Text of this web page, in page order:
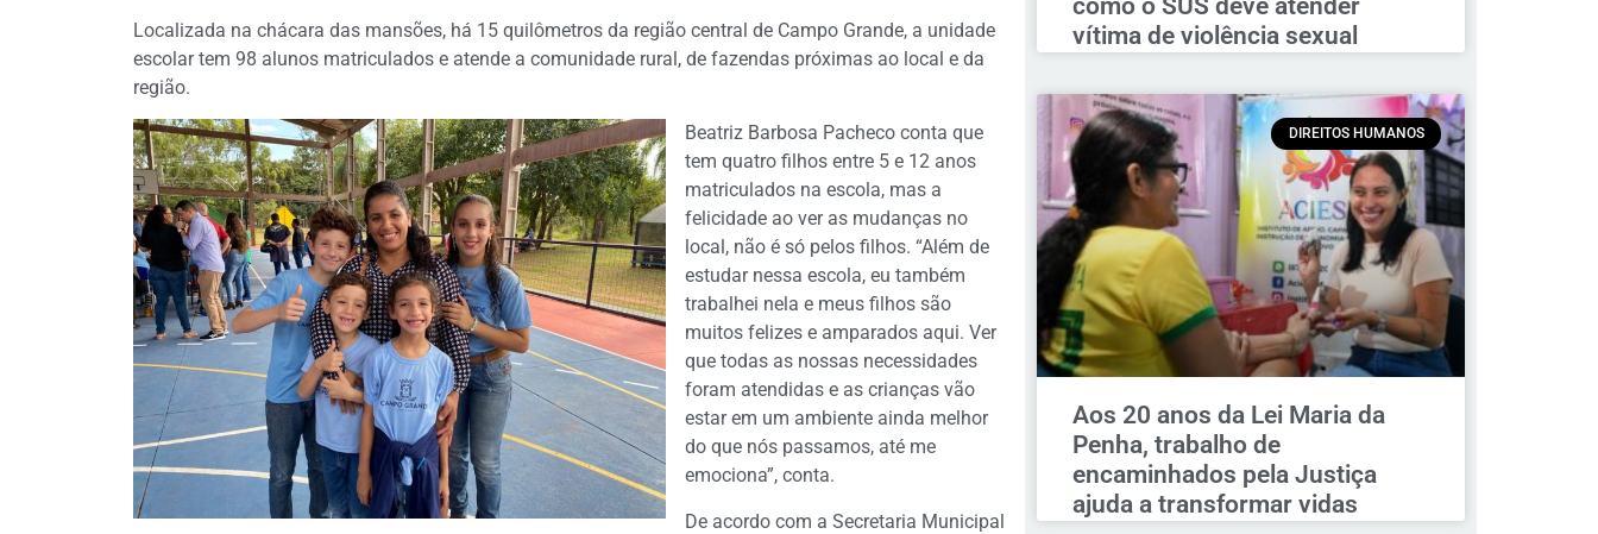
Localizada na chácara das mansões, há 15 quilômetros da região central de Campo Grande, a unidade
escolar tem 98 alunos matriculados e atende a comunidade rural, de fazendas próximas ao local e da
região.
Beatriz Barbosa Pacheco conta que
tem quatro filhos entre 5 e 12 anos
matriculados na escola, mas a
felicidade ao ver as mudanças no
local, não é só pelos filhos. “Além de
estudar nessa escola, eu também
trabalhei nela e meus filhos são
muitos felizes e amparados aqui. Ver
que todas as nossas necessidades
foram atendidas e as crianças vão
estar em um ambiente ainda melhor
do que nós passamos, até me
emociona”, conta.
De acordo com a Secretaria Municipal
como o SUS deve atender
vítima de violência sexual
DIREITOS HUMANOS
Aos 20 anos da Lei Maria da
Penha, trabalho de
encaminhados pela Justiça
ajuda a transformar vidas